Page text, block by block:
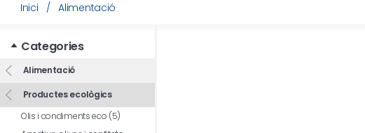
Inici / Alimentació
Categories
Alimentació
Productes ecològics
Olis i condiments eco (5)